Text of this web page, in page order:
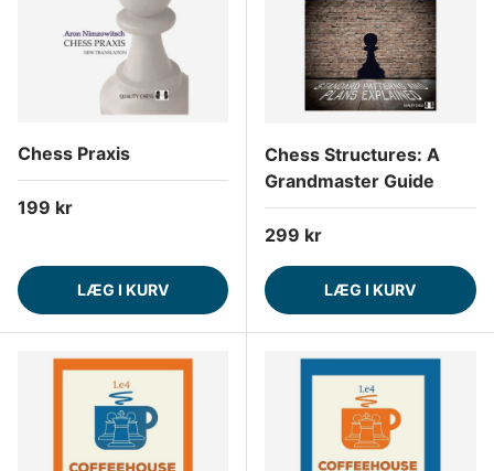
Chess Praxis
Normalpris
199 kr
LÆG I KURV
Chess Structures: A
Grandmaster Guide
Normalpris
299 kr
LÆG I KURV